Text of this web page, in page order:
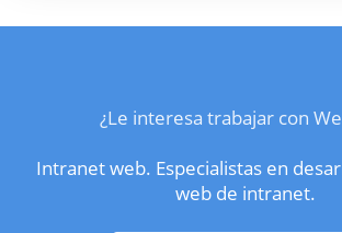
¿Le interesa trabajar con
Intranet web. Especialistas en
web de intranet.